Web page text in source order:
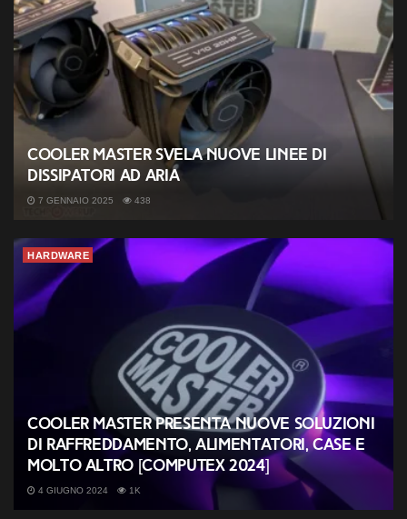
Cooler Master svela nuove linee di
dissipatori ad aria
7 GENNAIO 2025 438
HARDWARE
Cooler Master presenta nuove soluzioni
di raffreddamento, alimentatori, case e
molto altro [COMPUTEX 2024]
4 GIUGNO 2024 1K